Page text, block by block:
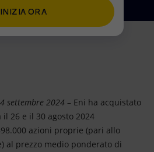
settembre 2024 – Eni ha acquistato
26 e il 30 agosto 2024
azioni proprie (pari allo
al prezzo medio ponderato di
INIZIA ORA